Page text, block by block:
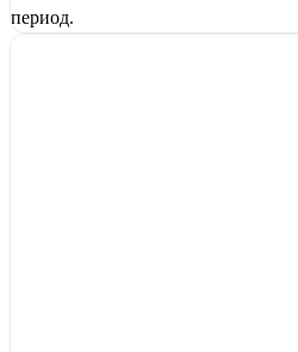
период.